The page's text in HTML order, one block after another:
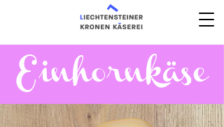
Einhornkäse